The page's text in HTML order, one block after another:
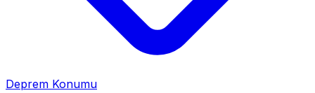
Deprem Konumu